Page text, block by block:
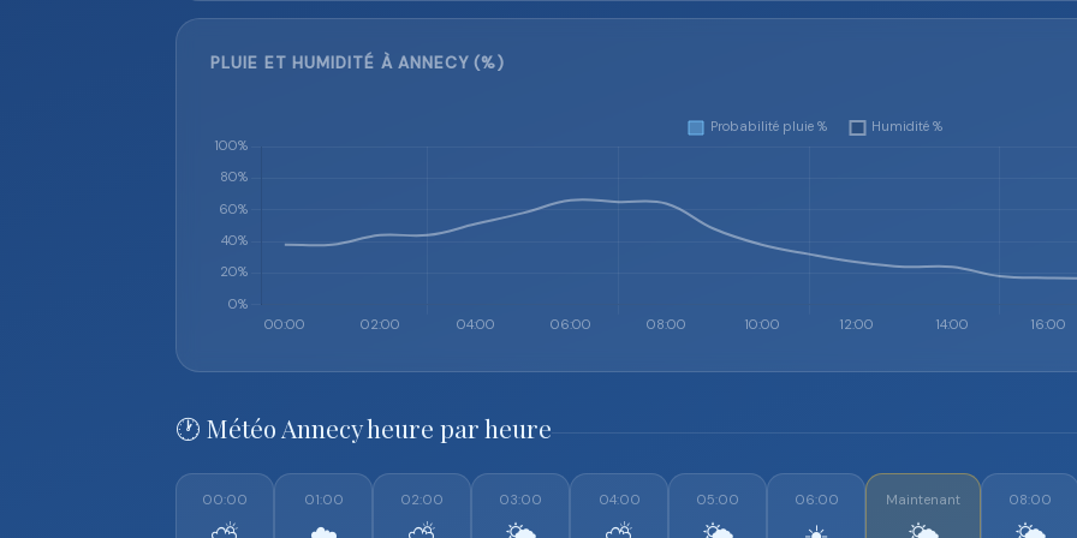
PLUIE ET HUMIDITÉ À ANNECY (%)
🕐 Météo Annecy heure par heure
00:00 01:00 02:00 03:00 04:00 05:00 06:00 Maintenant 08:00